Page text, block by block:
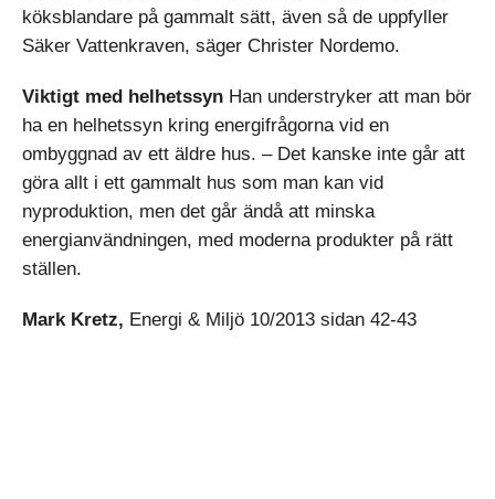
köksblandare på gammalt sätt, även så de uppfyller
Säker Vattenkraven, säger Christer Nordemo.
Viktigt med helhetssyn Han understryker att man bör
ha en helhetssyn kring energifrågorna vid en
ombyggnad av ett äldre hus. – Det kanske inte går att
göra allt i ett gammalt hus som man kan vid
nyproduktion, men det går ändå att minska
energianvändningen, med moderna produkter på rätt
ställen.
Mark Kretz, Energi & Miljö 10/2013 sidan 42-43